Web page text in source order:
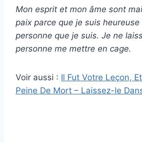
Mon esprit et mon âme sont
paix parce que je suis heureuse
personne que je suis. Je ne
personne me mettre en cage.
Voir aussi : Il Fut Votre Leçon,
Peine De Mort – Laissez-le